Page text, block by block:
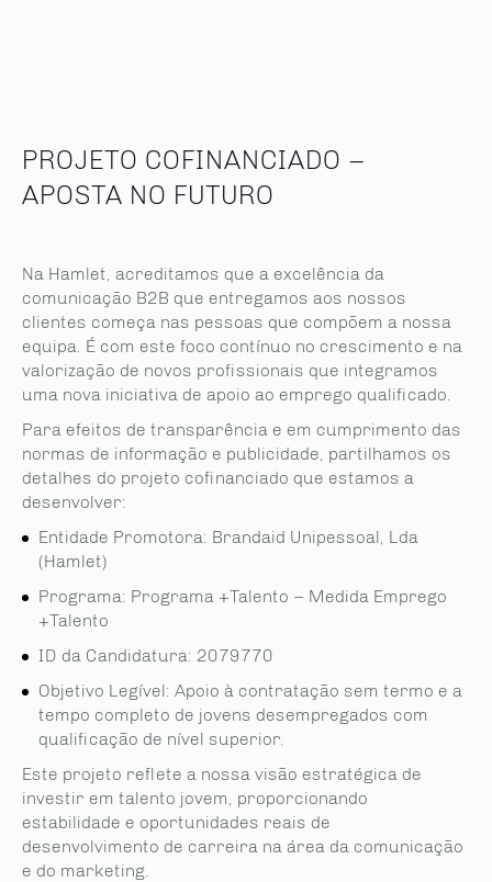
PROJETO COFINANCIADO –
APOSTA NO FUTURO
Na Hamlet, acreditamos que a excelência da
comunicação B2B que entregamos aos nossos
clientes começa nas pessoas que compõem a nossa
equipa. É com este foco contínuo no crescimento e na
valorização de novos profissionais que integramos
uma nova iniciativa de apoio ao emprego qualificado.
Para efeitos de transparência e em cumprimento das
normas de informação e publicidade, partilhamos os
detalhes do projeto cofinanciado que estamos a
desenvolver:
Entidade Promotora: Brandaid Unipessoal, Lda
(Hamlet)
Programa: Programa +Talento – Medida Emprego
+Talento
ID da Candidatura: 2079770
Objetivo Legível: Apoio à contratação sem termo e a
tempo completo de jovens desempregados com
qualificação de nível superior.
Este projeto reflete a nossa visão estratégica de
investir em talento jovem, proporcionando
estabilidade e oportunidades reais de
desenvolvimento de carreira na área da comunicação
e do marketing.